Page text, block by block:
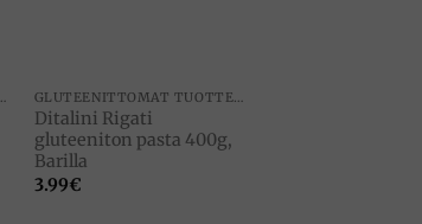
Ditalini Rigati
gluteeniton pasta 400g,
Barilla
3.99€